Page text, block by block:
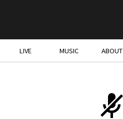
LIVE MUSIC ABOUT